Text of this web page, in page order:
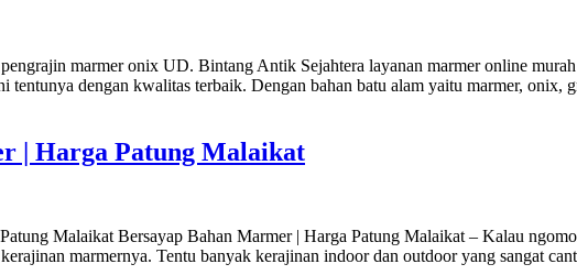
marmer onix UD. Bintang Antik Sejahtera layanan marmer online murah
dengan kwalitas terbaik. Dengan bahan batu alam yaitu marmer,
| Harga Patung Malaikat
Malaikat Bersayap Bahan Marmer | Harga Patung Malaikat – Kalau
marmernya. Tentu banyak kerajinan indoor dan outdoor yang sangat